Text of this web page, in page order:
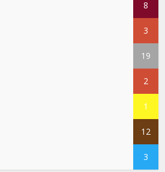
8
3
19
2
1
12
3